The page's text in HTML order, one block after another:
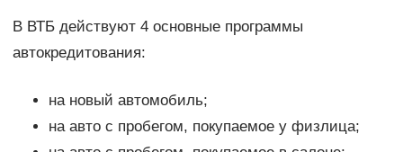
В ВТБ действуют 4 основные программы
автокредитования:
на новый автомобиль;
на авто с пробегом, покупаемое у физлица;